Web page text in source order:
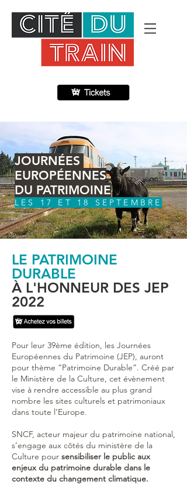
JOURNÉES
EUROPÉENNES
DU PATRIMOINE
LES 17 ET 18 SEPTEMBRE
LE PATRIMOINE
DURABLE
À L'HONNEUR DES JEP
2022
Pour leur 39ème édition, les Journées
Européennes du Patrimoine (JEP), auront
pour thème “Patrimoine Durable”. Créé par
le Ministère de la Culture, cet évènement
vise à rendre accessible au plus grand
nombre les sites culturels et patrimoniaux
dans toute l’Europe.
SNCF, acteur majeur du patrimoine national,
s’engage aux côtés du ministère de la
Culture pour sensibiliser le public aux
enjeux du patrimoine durable dans le
contexte du changement climatique.